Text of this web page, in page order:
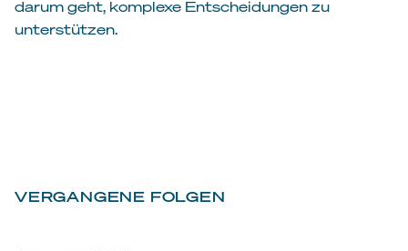
darum geht, komplexe Entscheidungen zu
unterstützen.
VERGANGENE FOLGEN